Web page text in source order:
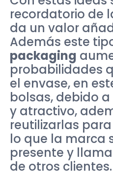
recordatorio de
da un valor
Además este
packaging
probabilidades
el envase, en
bolsas, debido
y atractivo,
reutilizarlas
lo que la marca
presente y
de otros clientes.